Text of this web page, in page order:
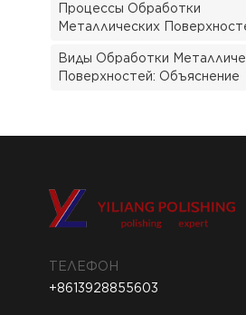
Процессы Обработки
Металлических
Виды Обработки
Поверхностей: Объяснение
ТЕЛЕФОН
+8613928855603